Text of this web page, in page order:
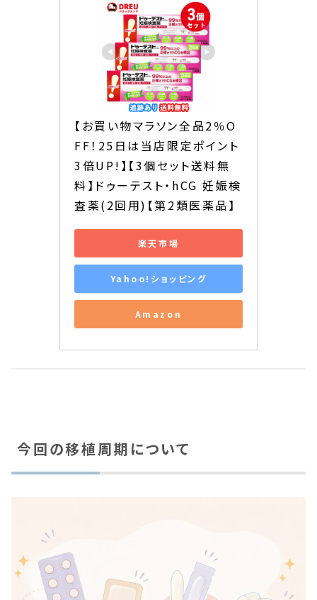
【お買い物マラソン全品2％O
FF！25日は当店限定ポイント
3倍UP!】【3個セット送料無
料】ドゥーテスト・hCG 妊娠検
査薬(2回用)【第2類医薬品】
楽天市場
Yahoo!ショッピング
Amazon
今回の移植周期について